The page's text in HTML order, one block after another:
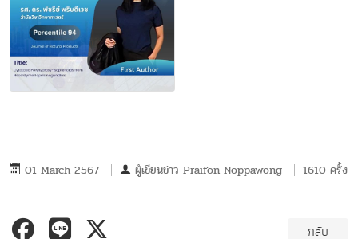
01 March 2567 ผู้เขียนข่าว Praifon Noppawong 1610 ครั้ง
กลับ